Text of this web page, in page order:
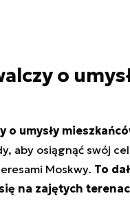
o
o umysły
aby osiągnąć swój
Moskwy. To
na zajętych